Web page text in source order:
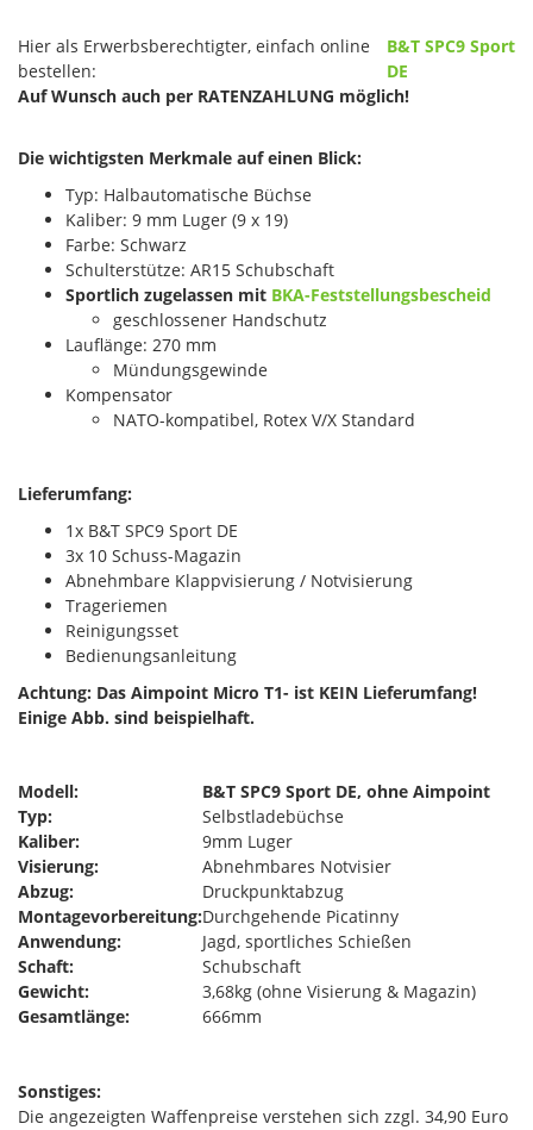
Hier als Erwerbsberechtigter, einfach online
bestellen:
B&T SPC9 Sport
DE
Auf Wunsch auch per RATENZAHLUNG möglich!
Die wichtigsten Merkmale auf einen Blick:
Typ: Halbautomatische Büchse
Kaliber: 9 mm Luger (9 x 19)
Farbe: Schwarz
Schulterstütze: AR15 Schubschaft
Sportlich zugelassen mit BKA-Feststellungsbescheid
geschlossener Handschutz
Lauflänge: 270 mm
Mündungsgewinde
Kompensator
NATO-kompatibel, Rotex V/X Standard
Lieferumfang:
1x B&T SPC9 Sport DE
3x 10 Schuss-Magazin
Abnehmbare Klappvisierung / Notvisierung
Trageriemen
Reinigungsset
Bedienungsanleitung
Achtung: Das Aimpoint Micro T1- ist KEIN Lieferumfang!
Einige Abb. sind beispielhaft.
Modell:
B&T SPC9 Sport DE, ohne Aimpoint
Typ:
Selbstladebüchse
Kaliber:
9mm Luger
Visierung:
Abnehmbares Notvisier
Abzug:
Druckpunktabzug
Montagevorbereitung:Durchgehende Picatinny
Anwendung:
Jagd, sportliches Schießen
Schaft:
Schubschaft
Gewicht:
3,68kg (ohne Visierung & Magazin)
Gesamtlänge:
666mm
Sonstiges:
Die angezeigten Waffenpreise verstehen sich zzgl. 34,90 Euro